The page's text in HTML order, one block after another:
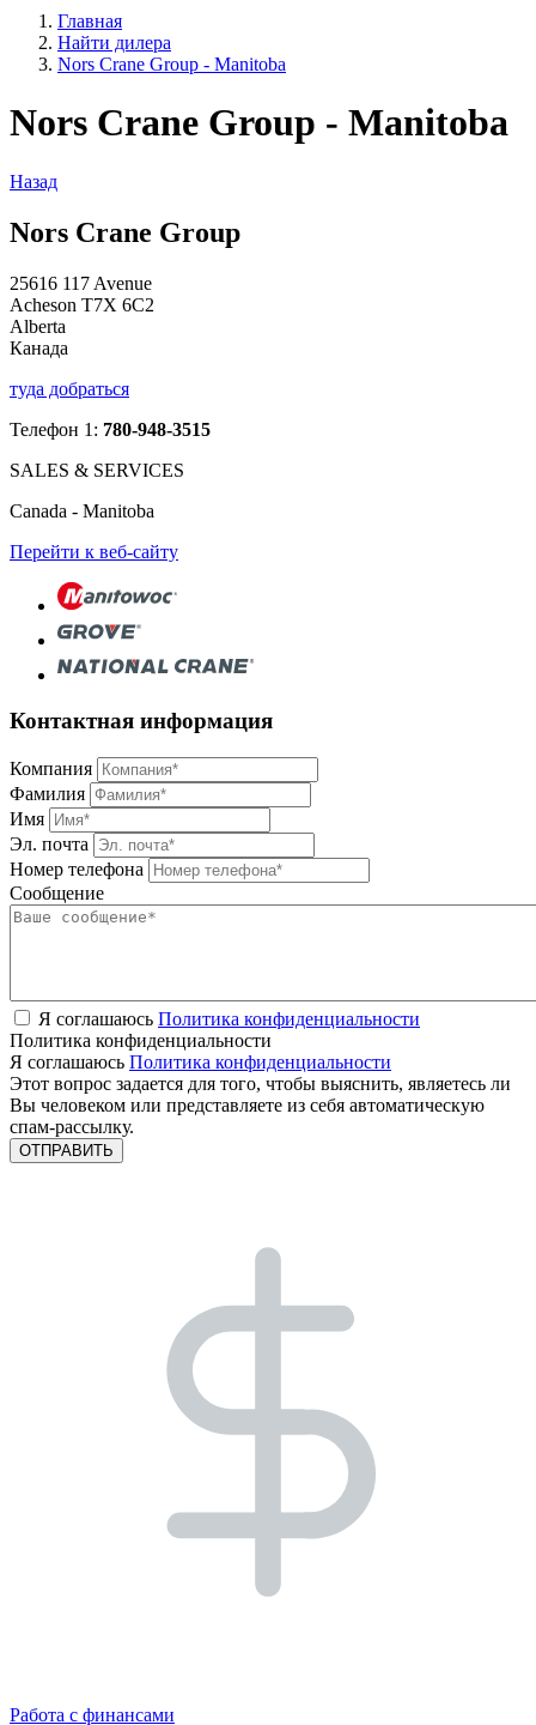
Главная
Найти дилера
Nors Crane Group - Manitoba
Nors Crane Group - Manitoba
Назад
Nors Crane Group
25616 117 Avenue
Acheson T7X 6C2
Alberta
Канада
туда добраться
Телефон 1: 780-948-3515
SALES & SERVICES
Canada - Manitoba
Перейти к веб-сайту
Контактная информация
Компания
Фамилия
Имя
Эл. почта
Номер телефона
Сообщение
Я соглашаюсь Политика конфиденциальности
Политика конфиденциальности
Я соглашаюсь Политика конфиденциальности
Этот вопрос задается для того, чтобы выяснить, являетесь ли
Вы человеком или представляете из себя автоматическую
спам-рассылку.
Работа с финансами